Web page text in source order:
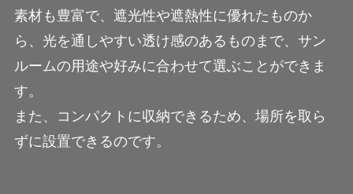
素材も豊富で、遮光性や遮熱性に優れたものか
ら、光を通しやすい透け感のあるものまで、サン
ルームの用途や好みに合わせて選ぶことができま
す。
また、コンパクトに収納できるため、場所を取ら
ずに設置できるのです。